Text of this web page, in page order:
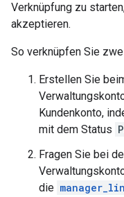
Verknüpfung zu
akzeptieren.
So verknüpfen Sie
Erstellen Sie
Kundenkonto,
mit dem Status
Fragen Sie bei
die